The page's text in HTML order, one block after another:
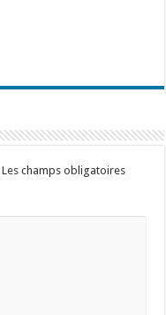
Les champs obligatoires